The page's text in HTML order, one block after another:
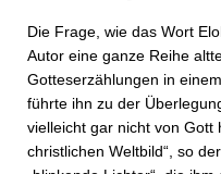
Die Frage, wie das Wort
Autor eine ganze Reihe
Gotteserzählungen in
führte ihn zu der
vielleicht gar nicht von Gott
christlichen Weltbild“, so